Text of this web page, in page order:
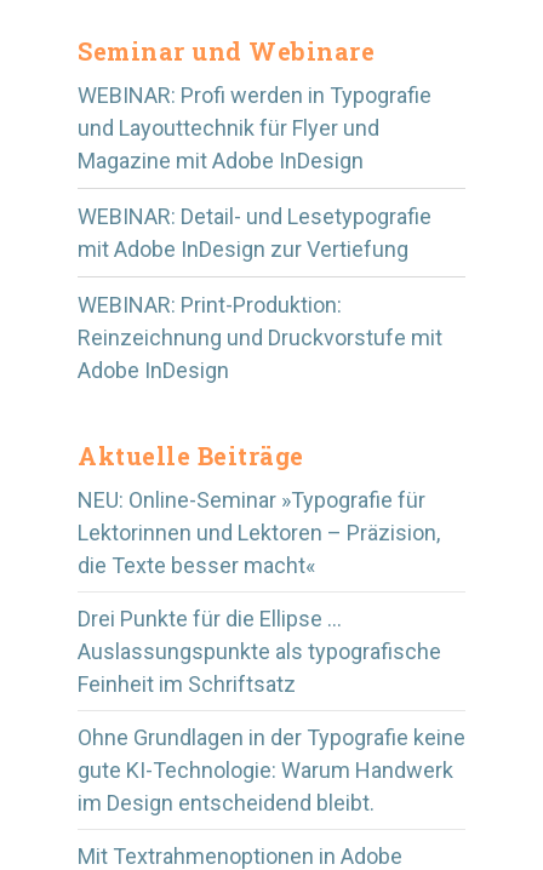
Seminar und Webinare
WEBINAR: Profi werden in Typografie
und Layouttechnik für Flyer und
Magazine mit Adobe InDesign
WEBINAR: Detail- und Lesetypografie
mit Adobe InDesign zur Vertiefung
WEBINAR: Print-Produktion:
Reinzeichnung und Druckvorstufe mit
Adobe InDesign
Aktuelle Beiträge
NEU: Online-Seminar »Typografie für
Lektorinnen und Lektoren – Präzision,
die Texte besser macht«
Drei Punkte für die Ellipse …
Auslassungspunkte als typografische
Feinheit im Schriftsatz
Ohne Grundlagen in der Typografie keine
gute KI-Technologie: Warum Handwerk
im Design entscheidend bleibt.
Mit Textrahmenoptionen in Adobe